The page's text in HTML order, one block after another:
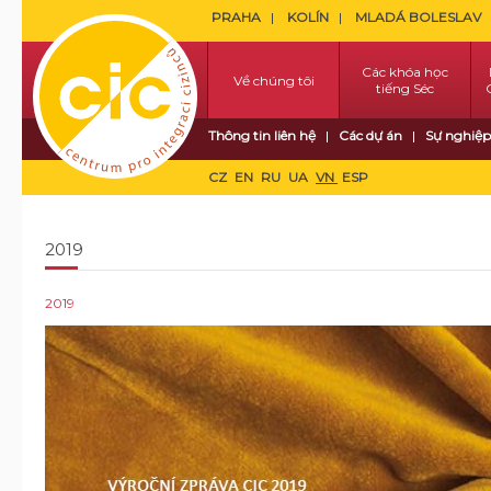
PRAHA KOLÍN MLADÁ BOLESLAV
Về chúng tôi
Các khóa học
tiếng Séc
Thông tin liên hệ Các dự án Sự nghiệp
CZ EN RU UA VN ESP
2019
2019